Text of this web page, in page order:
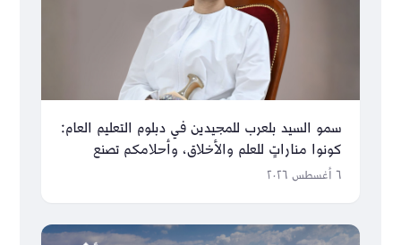
سمو السيد بلعرب للمجيدين في دبلوم التعليم العام:
كونوا مناراتٍ للعلم والأخلاق، وأحلامكم تصنع
مستقبل عُمان
٦ أغسطس ٢٠٢٦